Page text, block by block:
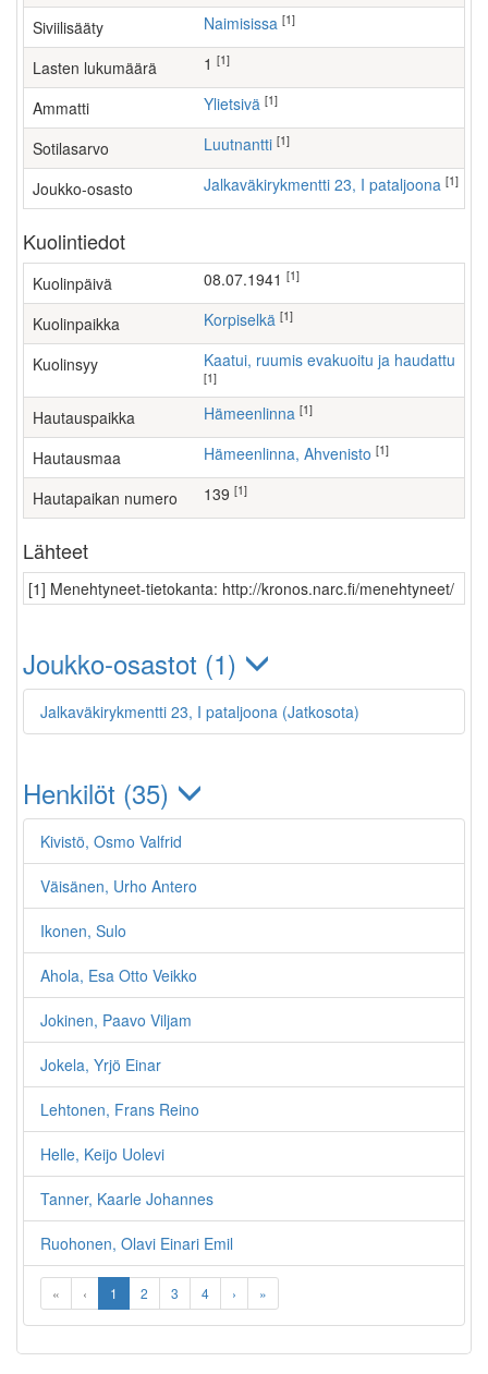
Siviilisääty Naimisissa [1]
Lasten lukumäärä [1]
Ammatti ylietsivä [1]
Sotilasarvo Luutnantti [1]
Joukko-osasto Jalkaväkirykmentti 23, I pataljoona [1]
Kuolintiedot
Kuolinpäivä 08.07.1941 [1]
Kuolinpaikka Korpiselkä [1]
Kuolinsyy Kaatui, ruumis evakuoitu ja haudattu
[1]
Hautauspaikka Hämeenlinna [1]
Hautausmaa Hämeenlinna, Ahvenisto [1]
Hautapaikan numero 139 [1]
Lähteet
[1] Menehtyneet-tietokanta: http://kronos.narc.fi/menehtyneet/
Joukko-osastot (1)
Jalkaväkirykmentti 23, I pataljoona (Jatkosota)
Henkilöt (35)
Kivistö, Osmo Valfrid
Väisänen, Urho Antero
Ikonen, Sulo
Ahola, Esa Otto Veikko
Jokinen, Paavo Viljam
Jokela, Yrjö Einar
Lehtonen, Frans Reino
Helle, Keijo Uolevi
Tanner, Kaarle Johannes
Ruohonen, Olavi Einari Emil
« ‹ 1 2 3 4 › »